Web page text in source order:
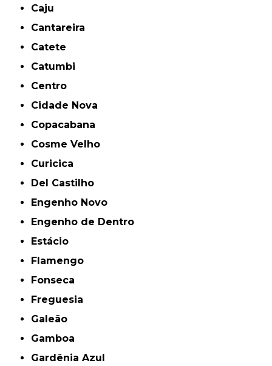
Caju
Cantareira
Catete
Catumbi
Centro
Cidade Nova
Copacabana
Cosme Velho
Curicica
Del Castilho
Engenho Novo
Engenho de Dentro
Estácio
Flamengo
Fonseca
Freguesia
Galeão
Gamboa
Gardênia Azul